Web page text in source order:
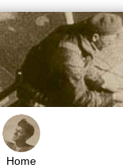
Home